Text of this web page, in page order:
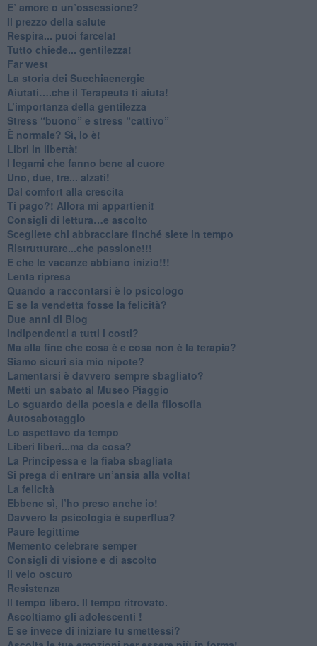
​E’ amore o un’ossessione?
​Il prezzo della salute
​Respira... puoi farcela!
​Tutto chiede... gentilezza!
​Far west
​La storia dei Succhiaenergie
​Aiutati….che il Terapeuta ti aiuta!
​L’importanza della gentilezza
​Stress “buono” e stress “cattivo”
​È normale? Sì, lo è!
​Libri in libertà!
​I legami che fanno bene al cuore
Uno, due, tre... alzati!​
​Dal comfort alla crescita
​Ti pago?! Allora mi appartieni!​
​Consigli di lettura…e ascolto
​Scegliete chi abbracciare finché siete in tempo
​Ristrutturare...che passione!!!
​E che le vacanze abbiano inizio!!!
​Lenta ripresa
​Quando a raccontarsi è lo psicologo
​E se la vendetta fosse la felicità?
​Due anni di Blog
​Indipendenti a tutti i costi?
​Ma alla fine che cosa è e cosa non è la terapia?
​Siamo sicuri sia mio nipote?
​Lamentarsi è davvero sempre sbagliato?
​Metti un sabato al Museo Piaggio
​Lo sguardo della poesia e della filosofia
Autosabotaggio
​Lo aspettavo da tempo
​Liberi liberi...ma da cosa?
​La Principessa e la fiaba sbagliata
Si prega di entrare un’ansia alla volta!
​La felicità
​Ebbene sì, l’ho preso anche io!
​Davvero la psicologia è superflua?
Paure legittime
​Memento celebrare semper
​Consigli di visione e di ascolto
​Il velo oscuro
Resistenza
​Il tempo libero. Il tempo ritrovato.
Ascoltiamo gli adolescenti !
​E se invece di iniziare tu smettessi?